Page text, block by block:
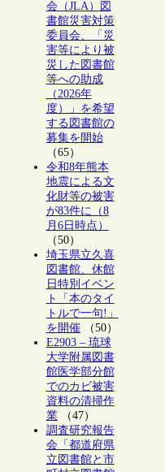
会（JLA）図
書館災害対策
委員会、「災
害等により被
災した図書館
等への助成
（2026年
度）」を希望
する図書館の
募集を開始
（65）
令和8年熊本
地震による文
化財等の被害
が83件に（8
月6日時点）
（50）
埼玉県立久喜
図書館、休館
日特別イベン
ト「本のタイ
トルで一句!」
を開催（50）
E2903 – 琉球
大学附属図書
館医学部分館
でのカビ被害
資料の清掃作
業（47）
調査研究報告
会「都道府県
立図書館と市